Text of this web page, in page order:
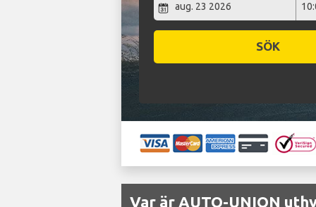
SÖK
Var är AUTO-UNION